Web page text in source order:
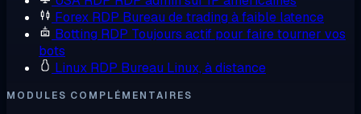
Forex RDP Bureau de trading à faible latence
Botting RDP Toujours actif pour faire tourner vos
bots
Linux RDP Bureau Linux, à distance
MODULES COMPLÉMENTAIRES